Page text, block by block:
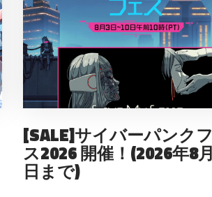
[SALE]サイバーパンク
ス2026 開催！(2026年8
日まで)